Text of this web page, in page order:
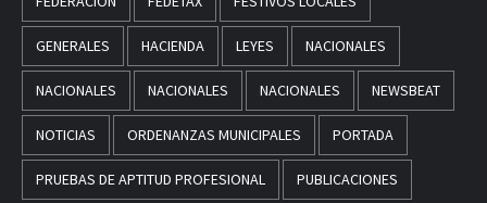
GENERALES HACIENDA LEYES NACIONALES
NACIONALES NACIONALES NACIONALES NEWSBEAT
NOTICIAS ORDENANZAS MUNICIPALES PORTADA
PRUEBAS DE APTITUD PROFESIONAL PUBLICACIONES